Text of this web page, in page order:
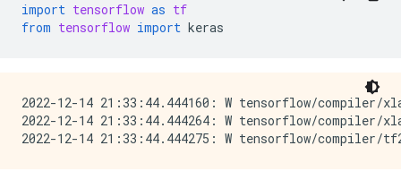
import tensorflow as tf
from tensorflow import keras
2022-12-14 21:33:44.444160: W tensorflow/
2022-12-14 21:33:44.444264: W tensorflow/